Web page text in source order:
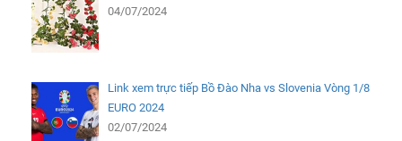
04/07/2024
Link xem trực tiếp Bồ Đào Nha vs Slovenia Vòng 1/8
EURO 2024
02/07/2024